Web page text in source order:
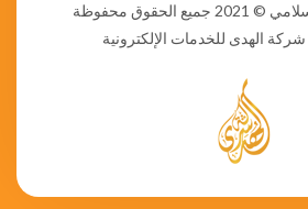
© 2021 جميع الحقوق محفوظة
الهدى للخدمات الإلكترونية